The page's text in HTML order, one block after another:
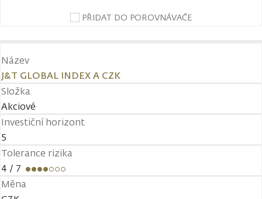
PŘIDAT DO POROVNÁVAČE
Název
J&T GLOBAL INDEX A CZK
Složka
Akciové
Investiční horizont
5
Tolerance rizika
4 / 7
Měna